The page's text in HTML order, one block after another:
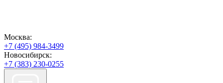
Москва:
+7 (495) 984-3499
Новосибирск:
+7 (383) 230-0255